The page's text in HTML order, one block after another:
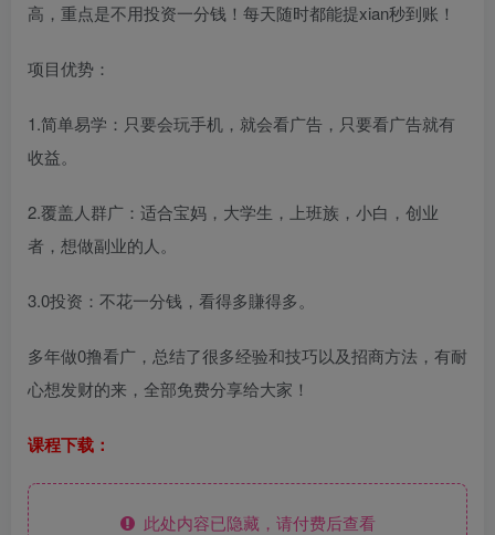
高，重点是不用投资一分钱！每天随时都能提xian秒到账！
项目优势：
1.简单易学：只要会玩手机，就会看广告，只要看广告就有
收益。
2.覆盖人群广：适合宝妈，大学生，上班族，小白，创业
者，想做副业的人。
3.0投资：不花一分钱，看得多賺得多。
多年做0撸看广，总结了很多经验和技巧以及招商方法，有耐
心想发财的来，全部免费分享给大家！
课程下载：
此处内容已隐藏，请付费后查看